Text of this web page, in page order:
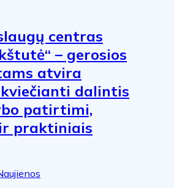
centras
– gerosios
atvira
dalintis
patirtimi,
praktiniais